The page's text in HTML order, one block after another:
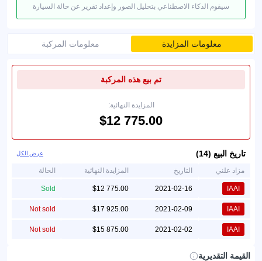
سيقوم الذكاء الاصطناعي بتحليل الصور وإعداد تقرير عن حالة السيارة
معلومات المزايدة معلومات المركبة
تم بيع هذه المركبة
المزايدة النهائية:
تاريخ البيع (14) عرض الكل
مزاد علني التاريخ المزايدة النهائية الحالة
IAAI
2021-02-16
Sold
IAAI
2021-02-09
Not sold
IAAI
2021-02-02
Not sold
القيمة التقديرية